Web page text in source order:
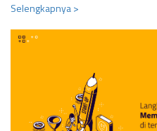
Selengkapnya >